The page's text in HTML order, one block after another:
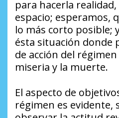
para hacerla
espacio; esperamos,
lo más corto posible;
ésta situación donde
de acción del
miseria y la muerte.
El aspecto de
régimen es evidente,